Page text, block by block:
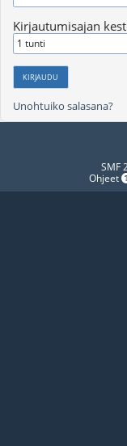
Kirjautumisajan
Unohtuiko salasana?
SMF
Ohjeet